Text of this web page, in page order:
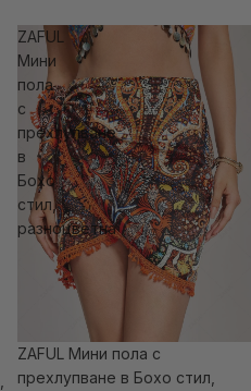
ZAFUL
Мини
пола
с
прехлупване
в
Бохо
стил,
разноцветна
-44% отстъпка
ZAFUL Мини пола с
прехлупване в Бохо стил,